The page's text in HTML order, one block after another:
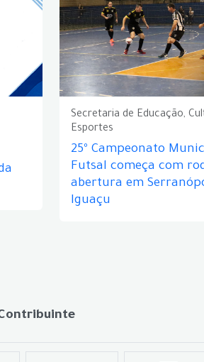
Secretaria de Educação,
Esportes
25º Campeonato
Futsal começa com
abertura em
Iguaçu